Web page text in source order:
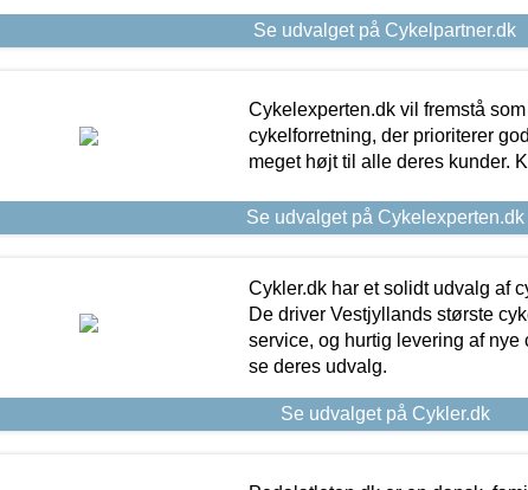
Se udvalget på Cykelpartner.dk
Cykelexperten.dk vil fremstå
cykelforretning, der prioriterer
meget højt til alle deres kunder.
Se udvalget på Cykelexperten.dk
Cykler.dk har et solidt udvalg af
De driver Vestjyllands største
service, og hurtig levering af nye
se deres udvalg.
Se udvalget på Cykler.dk